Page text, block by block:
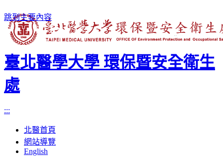
跳到主要內容
臺北醫學大學 環保暨安全衛生
處
:::
北醫首頁
網站導覽
English